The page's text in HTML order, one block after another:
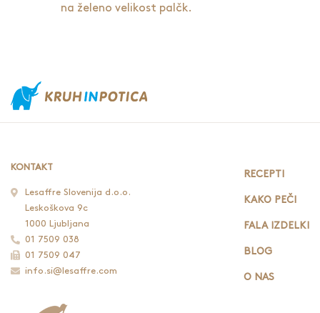
na želeno velikost palčk.
KONTAKT
Lesaffre Slovenija d.o.o.
Leskoškova 9c
1000 Ljubljana
01 7509 038
01 7509 047
info.si@lesaffre.com
RECEPTI
KAKO PEČI
FALA IZDELKI
BLOG
O NAS